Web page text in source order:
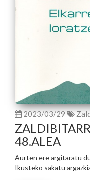
2023/03/29
48.ALEA
Aurten ere argitaratu
Ikusteko sakatu